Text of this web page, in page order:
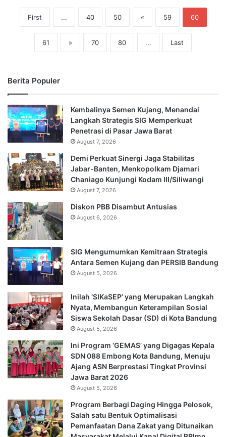
First ... 40 50 « 59 60
61 » 70 80 ... Last
Berita Populer
Kembalinya Semen Kujang, Menandai
Langkah Strategis SIG Memperkuat
Penetrasi di Pasar Jawa Barat
August 7, 2026
Demi Perkuat Sinergi Jaga Stabilitas
Jabar-Banten, Menkopolkam Djamari
Chaniago Kunjungi Kodam III/Siliwangi
August 7, 2026
Diskon PBB Disambut Antusias
August 6, 2026
SIG Mengumumkan Kemitraan Strategis
Antara Semen Kujang dan PERSIB Bandung
August 5, 2026
Inilah ‘SIKaSEP’ yang Merupakan Langkah
Nyata, Membangun Keterampilan Sosial
Siswa Sekolah Dasar (SD) di Kota Bandung
August 5, 2026
Ini Program ‘GEMAS’ yang Digagas Kepala
SDN 088 Embong Kota Bandung, Menuju
Ajang ASN Berprestasi Tingkat Provinsi
Jawa Barat 2026
August 5, 2026
Program Berbagi Daging Hingga Pelosok,
Salah satu Bentuk Optimalisasi
Pemanfaatan Dana Zakat yang Ditunaikan